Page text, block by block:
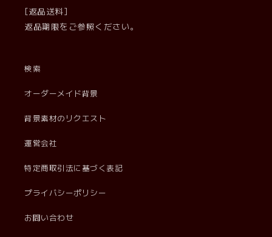
[返品送料]
返品期限をご参照ください。
検索
オーダーメイド背景
背景素材のリクエスト
運営会社
特定商取引法に基づく表記
プライバシーポリシー
お問い合わせ